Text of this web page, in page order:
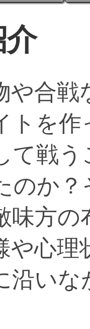
や合戦
トを作
て戦
のか
味方の
や心
沿い